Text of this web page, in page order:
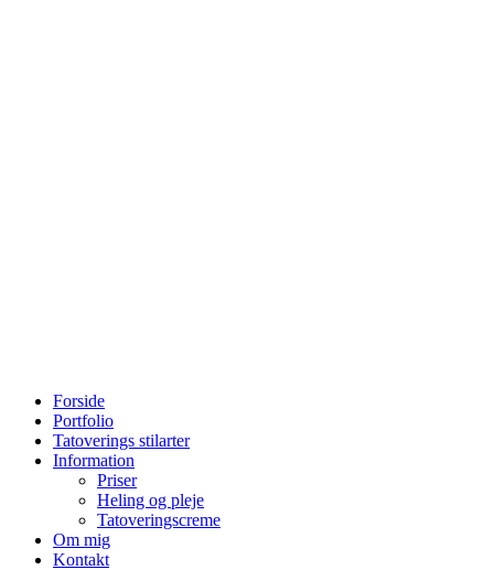
Forside
Portfolio
Tatoverings stilarter
Information
Priser
Heling og pleje
Tatoveringscreme
Om mig
Kontakt